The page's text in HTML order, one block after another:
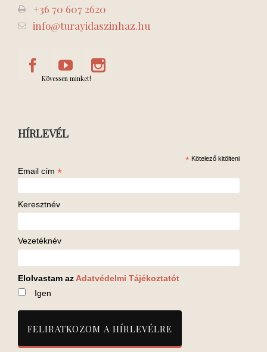
+36 70 607 2620
info@turayidaszinhaz.hu
Kövessen minket!
HÍRLEVÉL
* Kötelező kitölteni
Email cím *
Keresztnév
Vezetéknév
Elolvastam az Adatvédelmi Tájékoztatót
Igen